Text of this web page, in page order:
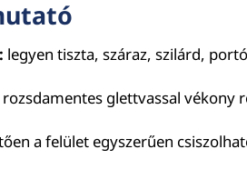
legyen tiszta, száraz, szilárd,
glettvassal vékony
a felület egyszerűen